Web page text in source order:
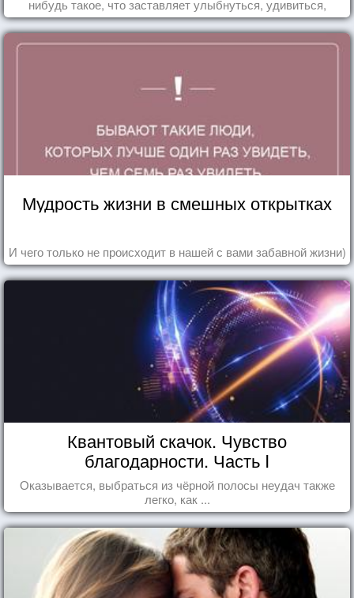
нибудь такое, что заставляет улыбнуться, удивиться,
восхититься...
Мудрость жизни в смешных открытках
И чего только не происходит в нашей с вами забавной жизни)
Квантовый скачок. Чувство
благодарности. Часть I
Оказывается, выбраться из чёрной полосы неудач также
легко, как ...